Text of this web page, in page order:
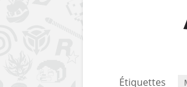
Étiquettes